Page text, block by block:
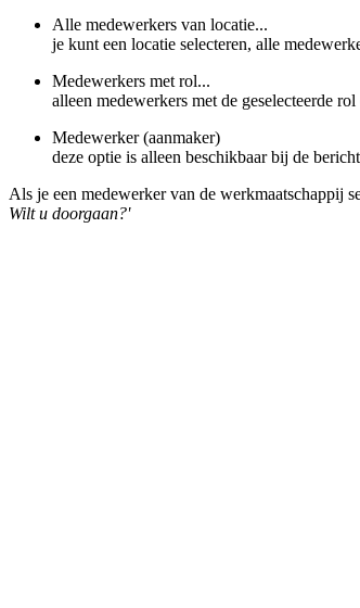
Alle medewerkers van locatie...
je kunt een locatie selecteren, alle
Medewerkers met rol...
alleen medewerkers met de geselecteerde
Medewerker (aanmaker)
deze optie is alleen beschikbaar bij de
Als je een medewerker van de werkmaatschappij
Wilt u doorgaan?'